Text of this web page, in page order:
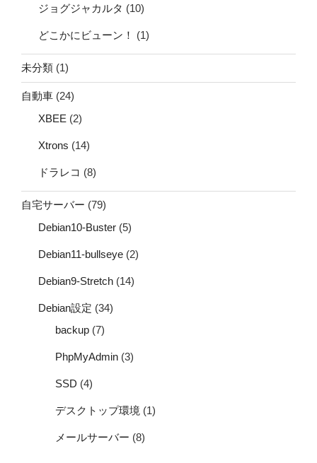
ジョグジャカルタ (10)
どこかにビューン！ (1)
未分類 (1)
自動車 (24)
XBEE (2)
Xtrons (14)
ドラレコ (8)
自宅サーバー (79)
Debian10-Buster (5)
Debian11-bullseye (2)
Debian9-Stretch (14)
Debian設定 (34)
backup (7)
PhpMyAdmin (3)
SSD (4)
デスクトップ環境 (1)
メールサーバー (8)